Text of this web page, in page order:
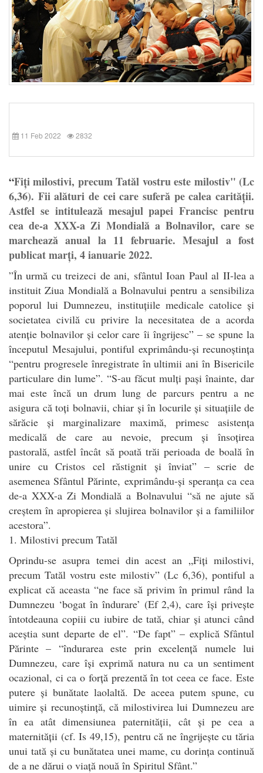
11 Feb 2022 2832
“Fiți milostivi, precum Tatăl vostru este milostiv" (Lc
6,36). Fii alături de cei care suferă pe calea carității.
Astfel se intitulează mesajul papei Francisc pentru
cea de-a XXX-a Zi Mondială a Bolnavilor, care se
marchează anual la 11 februarie. Mesajul a fost
publicat marți, 4 ianuarie 2022.
”În urmă cu treizeci de ani, sfântul Ioan Paul al II-lea a
instituit Ziua Mondială a Bolnavului pentru a sensibiliza
poporul lui Dumnezeu, instituțiile medicale catolice și
societatea civilă cu privire la necesitatea de a acorda
atenție bolnavilor și celor care îi îngrijesc” – se spune la
începutul Mesajului, pontiful exprimându-și recunoștința
“pentru progresele înregistrate în ultimii ani în Bisericile
particulare din lume”. “S-au făcut mulți pași înainte, dar
mai este încă un drum lung de parcurs pentru a ne
asigura că toți bolnavii, chiar și în locurile și situațiile de
sărăcie și marginalizare maximă, primesc asistența
medicală de care au nevoie, precum și însoțirea
pastorală, astfel încât să poată trăi perioada de boală în
unire cu Cristos cel răstignit și înviat” – scrie de
asemenea Sfântul Părinte, exprimându-și speranța ca cea
de-a XXX-a Zi Mondială a Bolnavului “să ne ajute să
creștem în apropierea și slujirea bolnavilor și a familiilor
acestora”.
1. Milostivi precum Tatăl
Oprindu-se asupra temei din acest an „Fiți milostivi,
precum Tatăl vostru este milostiv” (Lc 6,36), pontiful a
explicat că aceasta “ne face să privim în primul rând la
Dumnezeu ‘bogat în îndurare’ (Ef 2,4), care își privește
întotdeauna copiii cu iubire de tată, chiar și atunci când
aceștia sunt departe de el”. “De fapt” – explică Sfântul
Părinte – “îndurarea este prin excelență numele lui
Dumnezeu, care își exprimă natura nu ca un sentiment
ocazional, ci ca o forță prezentă în tot ceea ce face. Este
putere și bunătate laolaltă. De aceea putem spune, cu
uimire și recunoștință, că milostivirea lui Dumnezeu are
în ea atât dimensiunea paternității, cât și pe cea a
maternității (cf. Is 49,15), pentru că ne îngrijește cu tăria
unui tată și cu bunătatea unei mame, cu dorința continuă
de a ne dărui o viață nouă în Spiritul Sfânt.”